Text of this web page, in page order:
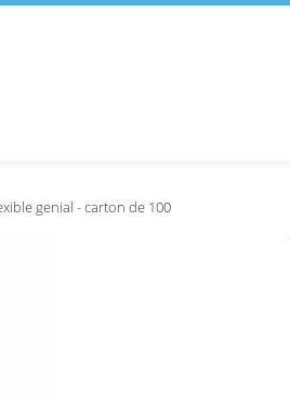
genial - carton de 100